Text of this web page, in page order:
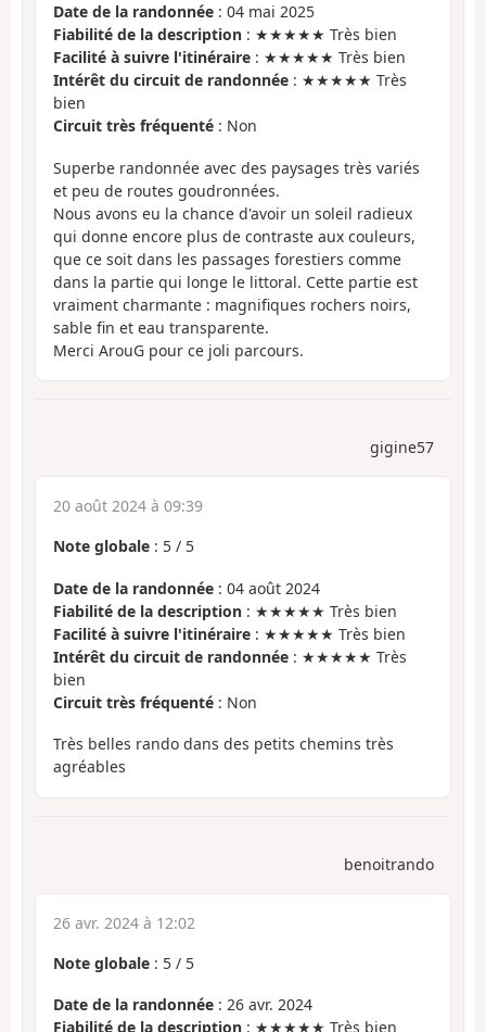
Date de la randonnée : 04 mai 2025
Fiabilité de la description : ★★★★★ Très bien
Facilité à suivre l'itinéraire : ★★★★★ Très bien
Intérêt du circuit de randonnée : ★★★★★ Très
bien
Circuit très fréquenté : Non
Superbe randonnée avec des paysages très variés
et peu de routes goudronnées.
Nous avons eu la chance d'avoir un soleil radieux
qui donne encore plus de contraste aux couleurs,
que ce soit dans les passages forestiers comme
dans la partie qui longe le littoral. Cette partie est
vraiment charmante : magnifiques rochers noirs,
sable fin et eau transparente.
Merci ArouG pour ce joli parcours.
gigine57
20 août 2024 à 09:39
Note globale : 5 / 5
Date de la randonnée : 04 août 2024
Fiabilité de la description : ★★★★★ Très bien
Facilité à suivre l'itinéraire : ★★★★★ Très bien
Intérêt du circuit de randonnée : ★★★★★ Très
bien
Circuit très fréquenté : Non
Très belles rando dans des petits chemins très
agréables
benoitrando
26 avr. 2024 à 12:02
Note globale : 5 / 5
Date de la randonnée : 26 avr. 2024
Fiabilité de la description : ★★★★★ Très bien